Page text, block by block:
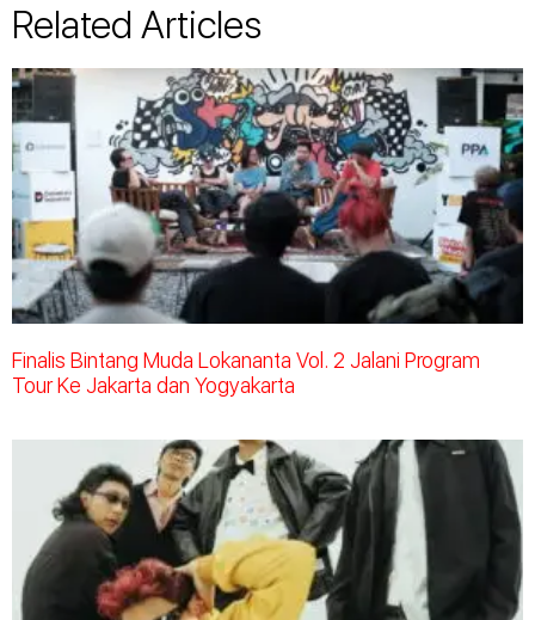
Related Articles
Finalis Bintang Muda Lokananta Vol. 2 Jalani Program
Tour Ke Jakarta dan Yogyakarta